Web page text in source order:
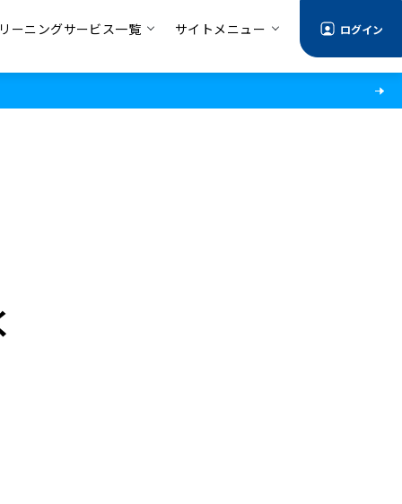
ーニングサービス一覧 サイトメニュー ログイン